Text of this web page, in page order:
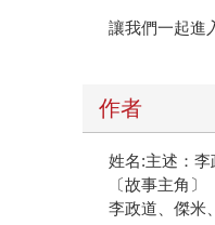
讓我們一起進
作者
姓名:主述：
〔故事主角〕
李政道、傑米